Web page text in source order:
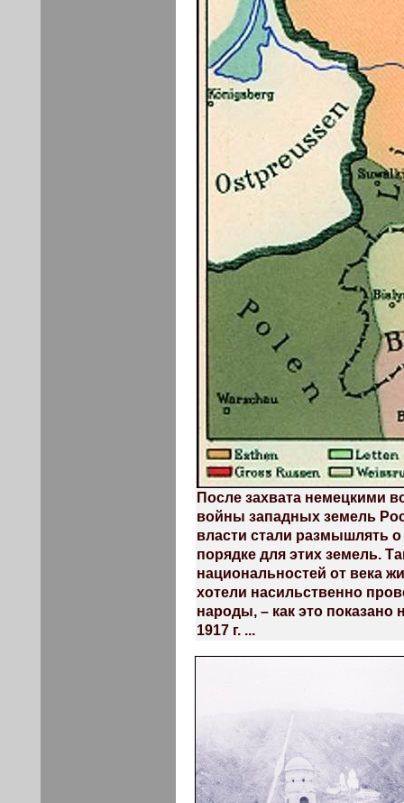
После захвата немецкими
войны западных земель
власти стали размышлять
порядке для этих земель.
национальностей от века
хотели насильственно
народы, – как это показано
1917 г. ...